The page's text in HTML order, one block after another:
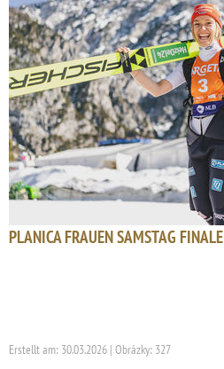
PLANICA FRAUEN SAMSTAG FINALE
Erstellt am: 30.03.2026 | Obrázky: 327